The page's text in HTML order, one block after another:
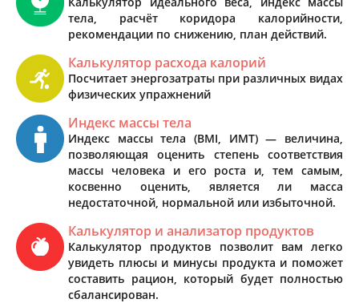
тела, расчёт коридора калорийности,
рекомендации по снижению, план действий.
Калькулятор расхода калорий
Посчитает энергозатраты при различных видах
физических упражнений
Индекс массы тела
Индекс массы тела (BMI, ИМТ) — величина,
позволяющая оценить степень соответствия
массы человека и его роста и, тем самым,
косвенно оценить, является ли масса
недостаточной, нормальной или избыточной.
Калькулятор и анализатор продуктов
Калькулятор продуктов позволит вам легко
увидеть плюсы и минусы продукта и поможет
составить рацион, который будет полностью
сбалансирован.